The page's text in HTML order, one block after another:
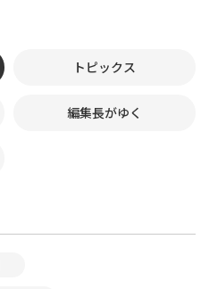
トピックス
編集長がゆく